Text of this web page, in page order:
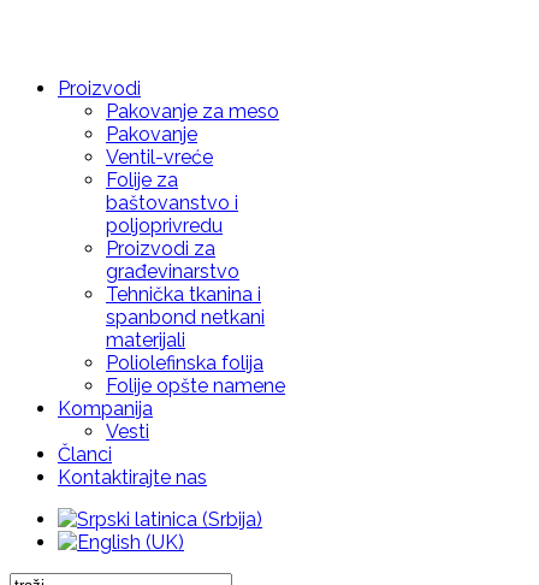
Proizvodi
Pakovanje za meso
Pakovanje
Ventil-vreće
Folije za
baštovanstvo i
poljoprivredu
Proizvodi za
građevinarstvo
Tehnička tkanina i
spanbond netkani
materijali
Poliolefinska folija
Folije opšte namene
Kompanija
Vesti
Članci
Kontaktirajte nas